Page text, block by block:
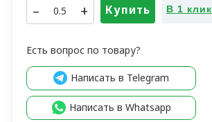
– + Купить В 1 клик
Есть вопрос по товару?
Написать в Telegram
Написать в Whatsapp